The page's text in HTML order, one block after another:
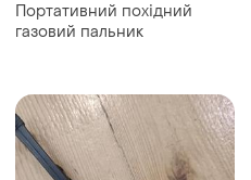
Портативний похідний
газовий пальник